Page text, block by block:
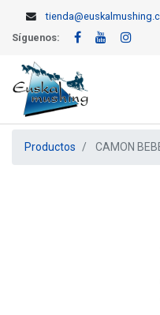
Síguenos:
Productos CAMON